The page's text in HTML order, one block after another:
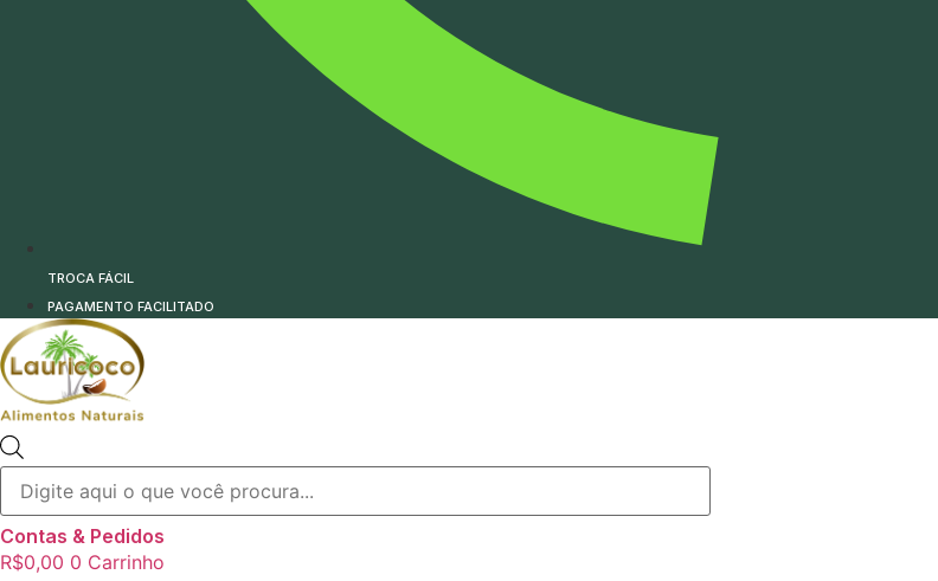
TROCA FÁCIL
PAGAMENTO FACILITADO
produtos
Contas & Pedidos
R$0,00 0 Carrinho